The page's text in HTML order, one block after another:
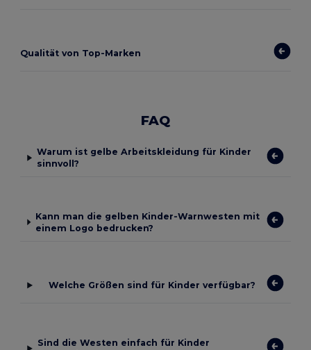
Qualität von Top-Marken
FAQ
Warum ist gelbe Arbeitskleidung für Kinder
sinnvoll?
Kann man die gelben Kinder-Warnwesten mit
einem Logo bedrucken?
Welche Größen sind für Kinder verfügbar?
Sind die Westen einfach für Kinder